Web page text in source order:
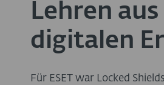
Lehren
digitalen
Für ESET war Locked